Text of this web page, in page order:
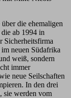
die ehemaligen
ab 1994 in
Sicherheitsfirma
neuen Südafrika
weiß, sondern
immer
neue Seilschaften
In den drei
sie werden vom